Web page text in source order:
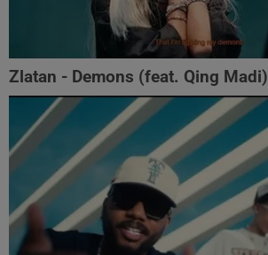
Zlatan - Demons (feat. Qing Madi)